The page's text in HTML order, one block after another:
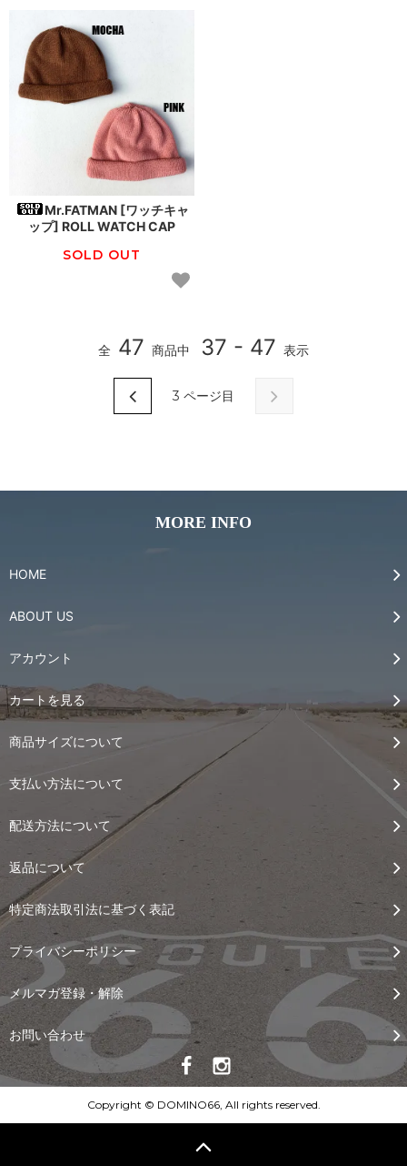
Mr.FATMAN [ワッチキャ
ップ] ROLL WATCH CAP
SOLD OUT
全 47 商品中 37 - 47 表示
3 ページ目
MORE INFO
HOME
ABOUT US
アカウント
カートを見る
商品サイズについて
支払い方法について
配送方法について
返品について
特定商法取引法に基づく表記
プライバシーポリシー
メルマガ登録・解除
お問い合わせ
Copyright © DOMINO66, All rights reserved.